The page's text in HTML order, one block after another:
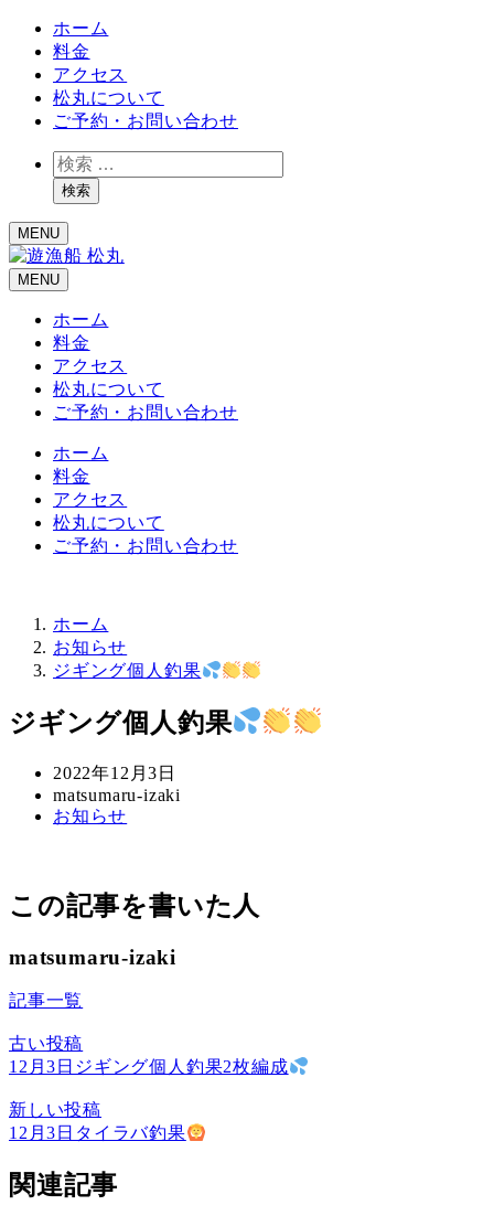
ホーム
料金
アクセス
松丸について
ご予約・お問い合わせ
検
索検索
MENU
MENU
ホーム
料金
アクセス
松丸について
ご予約・お問い合わせ
ホーム
料金
アクセス
松丸について
ご予約・お問い合わせ
ホーム
お知らせ
ジギング個人釣果
ジギング個人釣果
投
稿
日
2022年12月3日
著
者
matsumaru-izaki
カ
ー
お知らせ
この記事を書いた人
matsumaru-izaki
記事一覧
古い投稿
12月3日ジギング個人釣果2枚編成
新しい投稿
12月3日タイラバ釣果
関連記事